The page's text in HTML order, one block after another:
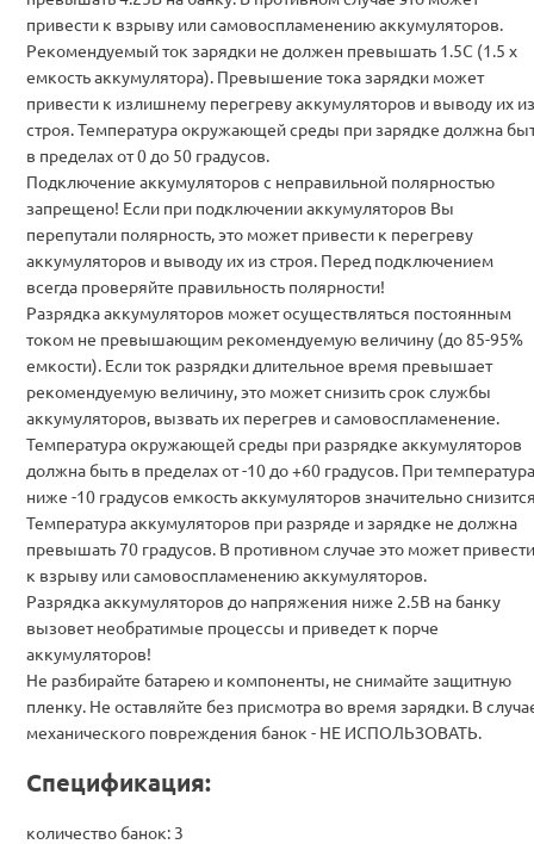
привести к взрыву или самовоспламенению аккумуляторов.
Рекомендуемый ток зарядки не должен превышать 1.5С (1.5 х
емкость аккумулятора). Превышение тока зарядки может
привести к излишнему перегреву аккумуляторов и выводу их из
строя. Температура окружающей среды при зарядке должна
в пределах от 0 до 50 градусов.
Подключение аккумуляторов с неправильной полярностью
запрещено! Если при подключении аккумуляторов Вы
перепутали полярность, это может привести к перегреву
аккумуляторов и выводу их из строя. Перед подключением
всегда проверяйте правильность полярности!
Разрядка аккумуляторов может осуществляться постоянным
током не превышающим рекомендуемую величину (до 85-95%
емкости). Если ток разрядки длительное время превышает
рекомендуемую величину, это может снизить срок службы
аккумуляторов, вызвать их перегрев и самовоспламенение.
Температура окружающей среды при разрядке аккумуляторов
должна быть в пределах от -10 до +60 градусов. При
ниже -10 градусов емкость аккумуляторов значительно
Температура аккумуляторов при разряде и зарядке не должна
превышать 70 градусов. В противном случае это может привести
к взрыву или самовоспламенению аккумуляторов.
Разрядка аккумуляторов до напряжения ниже 2.5В на банку
вызовет необратимые процессы и приведет к порче
аккумуляторов!
Не разбирайте батарею и компоненты, не снимайте защитную
пленку. Не оставляйте без присмотра во время зарядки. В
механического повреждения банок - НЕ ИСПОЛЬЗОВАТЬ.
Спецификация:
количество банок: 3